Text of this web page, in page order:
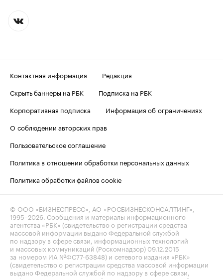
Контактная информация
Редакция
Скрыть баннеры на РБК
Подписка на РБК
Корпоративная подписка
Информация об ограничениях
О соблюдении авторских прав
Пользовательское соглашение
Политика в отношении обработки персональных данных
Политика обработки файлов cookie
© ООО «БИЗНЕСПРЕСС», АО «РОСБИЗНЕСКОНСАЛТИНГ»,
1995–2026. Сообщения и материалы информационного
агентства «РБК» (свидетельство о регистрации средства
массовой информации выдано Федеральной службой
по надзору в сфере связи, информационных технологий
и массовых коммуникаций (Роскомнадзор) 09.12.2015
за номером ИА №ФС77-63848) и сетевого издания «РБК»
(свидетельство о регистрации средства массовой информации
выдано Федеральной службой по надзору в сфере связи,